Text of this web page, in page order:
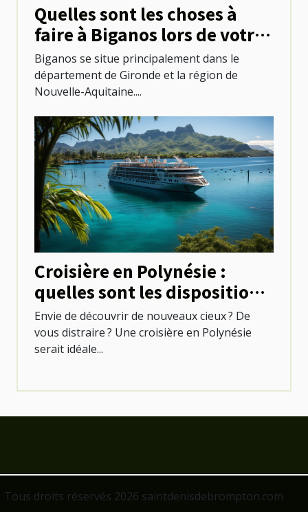
Quelles sont les choses à
faire à Biganos lors de votre
séjour ?
Biganos se situe principalement dans le
département de Gironde et la région de
Nouvelle-Aquitaine....
Croisière en Polynésie :
quelles sont les dispositions
à prendre ?
Envie de découvrir de nouveaux cieux ? De
vous distraire ? Une croisière en Polynésie
serait idéale...
Tous droits réservés 2026 saintdenisdebrompton.com